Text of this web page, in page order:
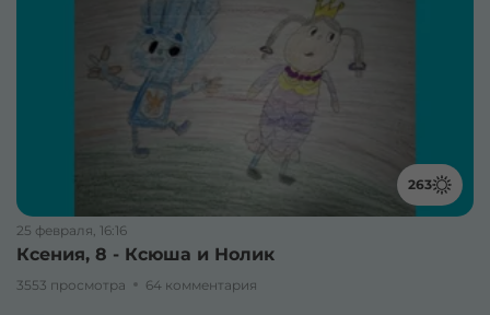
263
25 февраля, 16:16
Ксения, 8 - Ксюша и Нолик
3553 просмотра 64 комментария